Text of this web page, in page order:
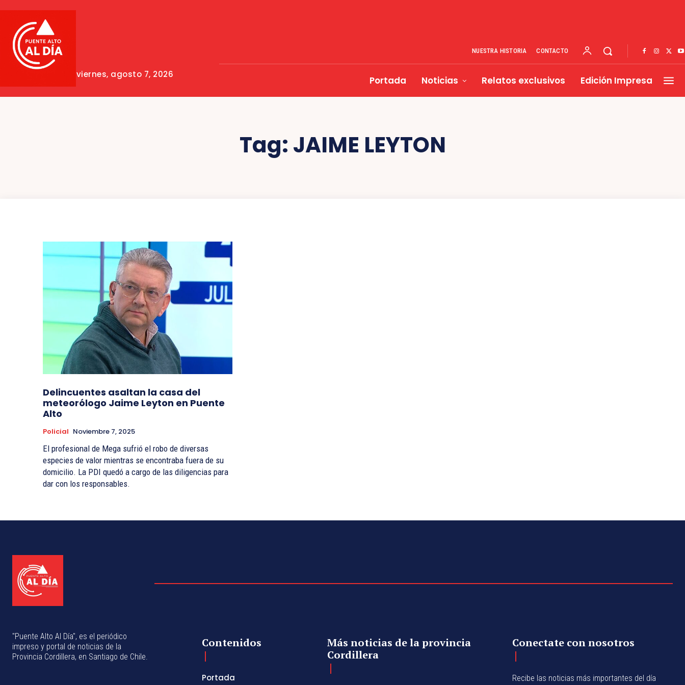
viernes, agosto 7, 2026
NUESTRA HISTORIA CONTACTO
Portada Noticias Relatos exclusivos Edición Impresa
Tag: JAIME LEYTON
Delincuentes asaltan la casa del
meteorólogo Jaime Leyton en Puente
Alto
Policial Noviembre 7, 2025
El profesional de Mega sufrió el robo de diversas
especies de valor mientras se encontraba fuera de su
domicilio. La PDI quedó a cargo de las diligencias para
dar con los responsables.
"Puente Alto Al Día", es el periódico
impreso y portal de noticias de la
Provincia Cordillera, en Santiago de Chile.
Contenidos
Portada
Más noticias de la provincia
Cordillera
Conectate con nosotros
Recibe las noticias más importantes del día